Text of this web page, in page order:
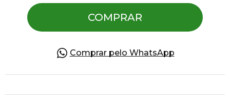
COMPRAR
Comprar pelo WhatsApp